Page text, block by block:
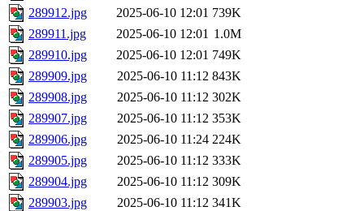
289912.jpg
2025-06-10 12:01 739K
289911.jpg
2025-06-10 12:01 1.0M
289910.jpg
2025-06-10 12:01 749K
289909.jpg
2025-06-10 11:12 843K
289908.jpg
2025-06-10 11:12 302K
289907.jpg
2025-06-10 11:12 353K
289906.jpg
2025-06-10 11:24 224K
289905.jpg
2025-06-10 11:12 333K
289904.jpg
2025-06-10 11:12 309K
289903.jpg
2025-06-10 11:12 341K